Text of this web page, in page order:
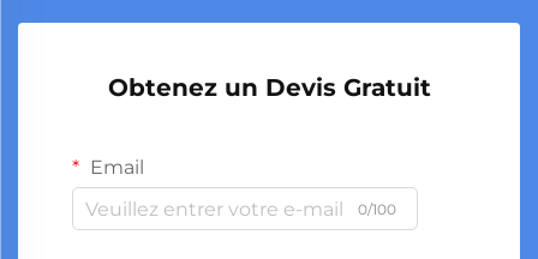
Obtenez un Devis Gratuit
Email
0/100